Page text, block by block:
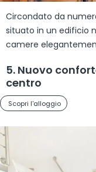
Circondato da
situato in un edificio
camere
5. Nuovo
centro
Scopri l'alloggio